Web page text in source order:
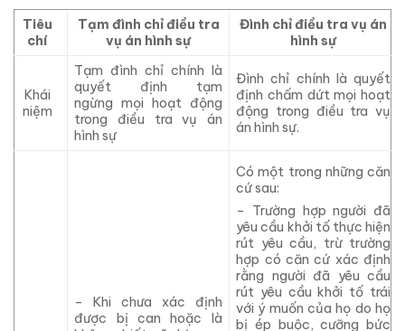
Tiêu
chí
Tạm đình chỉ điều tra
vụ án hình sự
Đình chỉ điều tra vụ án
hình sự
Khái
niệm
Tạm đình chỉ chính là
quyết định tạm
ngừng mọi hoạt động
trong điều tra vụ án
hình sự
Đình chỉ chính là quyết
định chấm dứt mọi hoạt
động trong điều tra vụ
án hình sự.
– Khi chưa xác định
được bị can hoặc là
Có một trong những căn
cứ sau:
– Trường hợp người đã
yêu cầu khởi tố thực hiện
rút yêu cầu, trừ trường
hợp có căn cứ xác định
rằng người đã yêu cầu
rút yêu cầu khởi tố trái
với ý muốn của họ do họ
bị ép buộc, cưỡng bức